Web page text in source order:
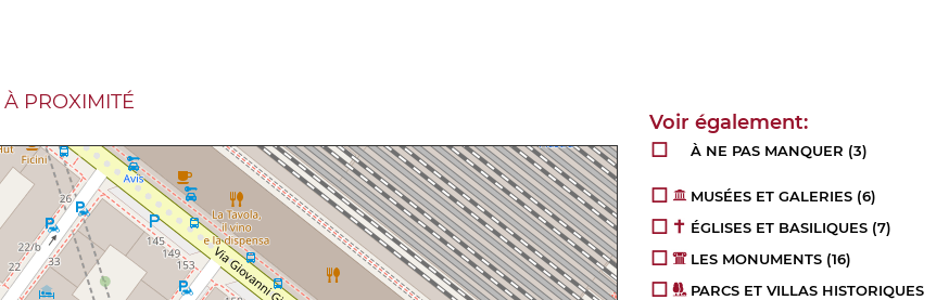
À PROXIMITÉ
À NE PAS MANQUER (3)
MUSÉES ET GALERIES (6)
ÉGLISES ET BASILIQUES (7)
LES MONUMENTS (16)
PARCS ET VILLAS HISTORIQUES